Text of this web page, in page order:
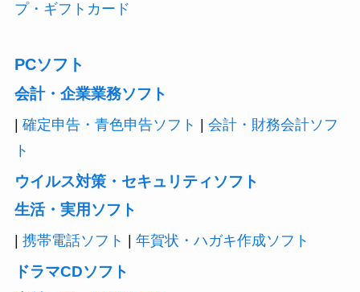
プ・ギフトカード
PCソフト
会計・企業業務ソフト
確定申告・青色申告ソフト
会計・財務会計ソフ
ト
ウイルス対策・セキュリティソフト
生活・実用ソフト
携帯電話ソフト 年賀状・ハガキ作成ソフト
ドラマCDソフト